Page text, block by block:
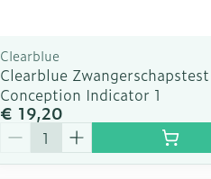
Scheren
Clearblue
Clearblue Zwangerschapstest
Conception Indicator 1
€ 19,20
Aantal